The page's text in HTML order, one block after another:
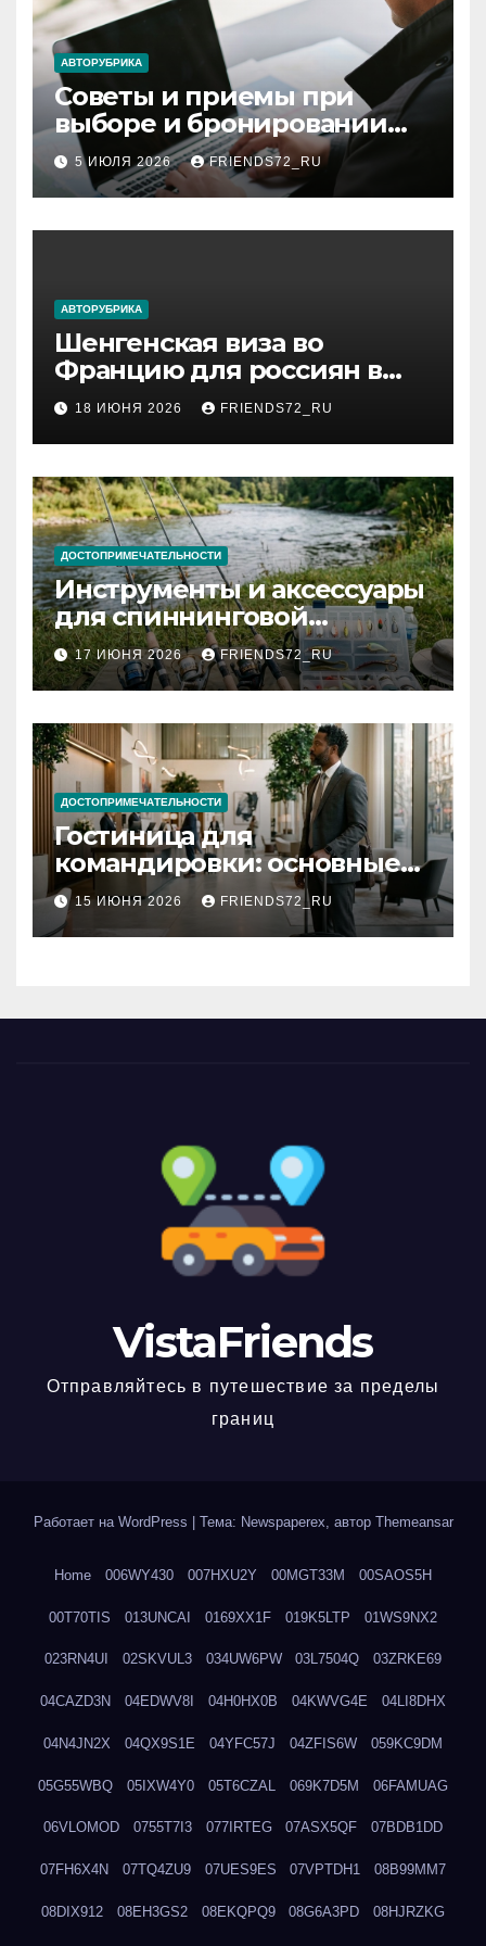
АВТОРУБРИКА
Советы и приемы при
выборе и бронировании
авиабилетов
5 ИЮЛЯ 2026 FRIENDS72_RU
АВТОРУБРИКА
Шенгенская виза во
Францию для россиян в
2026 году: сроки от 3 дней
и список необходимых
документов
18 ИЮНЯ 2026 FRIENDS72_RU
ДОСТОПРИМЕЧАТЕЛЬНОСТИ
Инструменты и аксессуары
для спиннинговой
рыбалки: назначение и
типы
17 ИЮНЯ 2026 FRIENDS72_RU
ДОСТОПРИМЕЧАТЕЛЬНОСТИ
Гостиница для
командировки: основные
критерии выбора
15 ИЮНЯ 2026 FRIENDS72_RU
VistaFriends
Отправляйтесь в путешествие за пределы
границ
Работает на WordPress Тема: Newspaperex, автор Themeansar
Home 006WY430 007HXU2Y 00MGT33M 00SAOS5H
00T70TIS 013UNCAI 0169XX1F 019K5LTP 01WS9NX2
023RN4UI 02SKVUL3 034UW6PW 03L7504Q 03ZRKE69
04CAZD3N 04EDWV8I 04H0HX0B 04KWVG4E 04LI8DHX
04N4JN2X 04QX9S1E 04YFC57J 04ZFIS6W 059KC9DM
05G55WBQ 05IXW4Y0 05T6CZAL 069K7D5M 06FAMUAG
06VLOMOD 0755T7I3 077IRTEG 07ASX5QF 07BDB1DD
07FH6X4N 07TQ4ZU9 07UES9ES 07VPTDH1 08B99MM7
08DIX912 08EH3GS2 08EKQPQ9 08G6A3PD 08HJRZKG